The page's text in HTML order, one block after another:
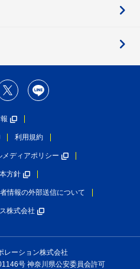
利用規約
メディアポリシー
方針
情報の外部送信について
株式会社
レーション株式会社
号 神奈川県公安委員会許可